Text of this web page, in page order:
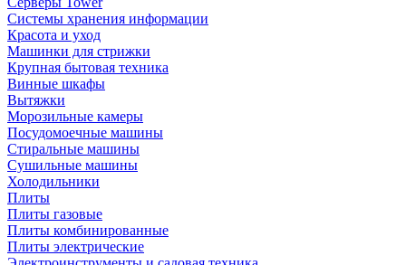
Системы хранения информации
Красота и уход
Машинки для стрижки
Крупная бытовая техника
Винные шкафы
Вытяжки
Морозильные камеры
Посудомоечные машины
Стиральные машины
Сушильные машины
Холодильники
Плиты
Плиты газовые
Плиты комбинированные
Плиты электрические